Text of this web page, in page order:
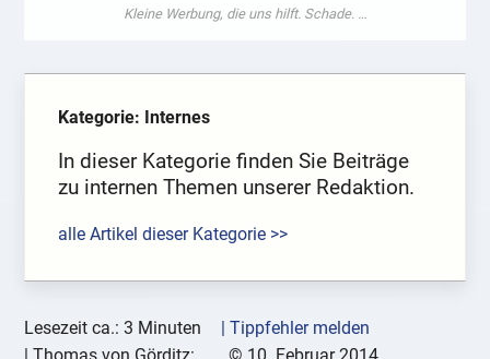
Kategorie: Internes
In dieser Kategorie finden Sie Beiträge
zu internen Themen unserer Redaktion.
alle Artikel dieser Kategorie >>
Lesezeit ca.: 3 Minuten
| Tippfehler melden